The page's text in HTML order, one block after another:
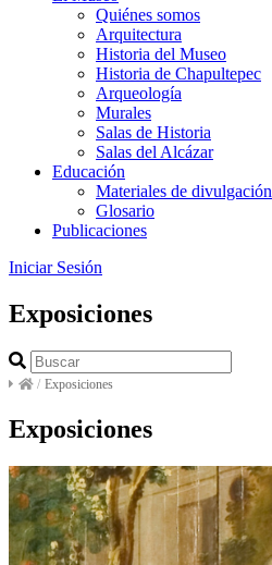
Quiénes somos
Arquitectura
Historia del Museo
Historia de Chapultepec
Arqueología
Murales
Salas de Historia
Salas del Alcázar
Educación
Materiales de divulgación
Glosario
Publicaciones
Iniciar Sesión
Exposiciones
/ Exposiciones
Exposiciones